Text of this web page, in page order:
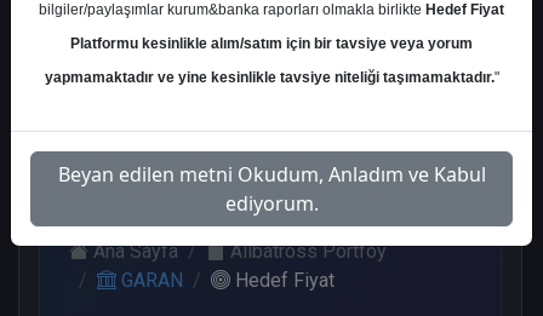
11 1
Üstü
Get.
7
Yok
1 1
Perşembe, 19 Eylül 2024
Ana Sayfa
Allbatross Portföy
GARAN
Hedef Fiyat
bilgiler/paylaşımlar kurum&banka raporları olmakla birlikte Hedef Fiyat
Platformu kesinlikle alım/satım için bir tavsiye veya yorum
yapmamaktadır ve yine kesinlikle tavsiye niteliği taşımamaktadır."
Beyan edilen metni Okudum, Anladım ve Kabul
ediyorum.